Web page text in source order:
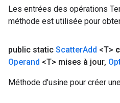
Les entrées des opérations
méthode est utilisée pour
public static ScatterAdd <T>
Operand <T> mises à jour,
Méthode d'usine pour créer